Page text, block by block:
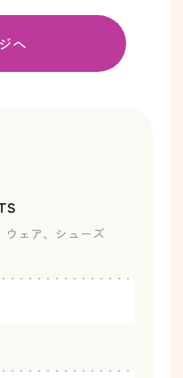
へ
ウェア、シューズ